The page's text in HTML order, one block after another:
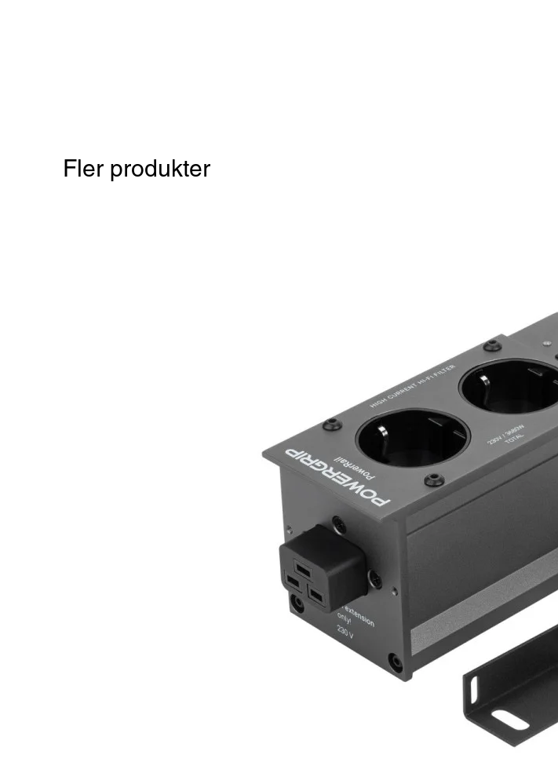
Fler produkter